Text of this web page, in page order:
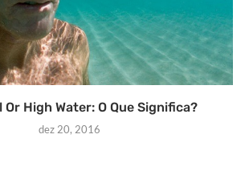
Or High Water: O Que Significa?
dez 20, 2016